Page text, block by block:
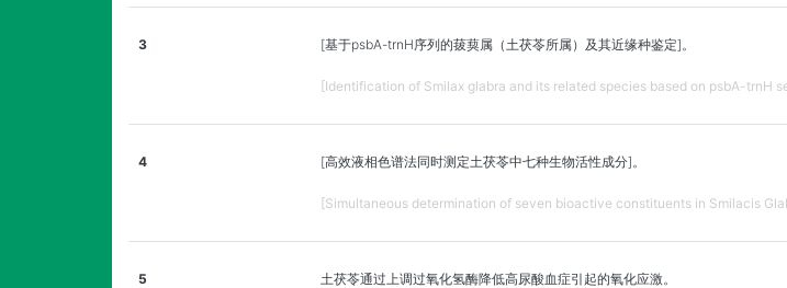
3 [基于psbA-trnH序列的菝葜属（土茯苓所属）及其近缘种鉴定]。
[Identification of Smilax glabra and its related species based on psbA-trnH
4 [高效液相色谱法同时测定土茯苓中七种生物活性成分]。
[Simultaneous determination of seven bioactive constituents in Smilacis
5 土茯苓通过上调过氧化氢酶降低高尿酸血症引起的氧化应激。